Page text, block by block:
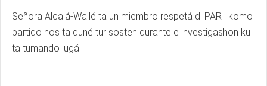
Señora Alcalá-Wallé ta un miembro respetá di PAR i komo
partido nos ta duné tur sosten durante e investigashon ku
ta tumando lugá.